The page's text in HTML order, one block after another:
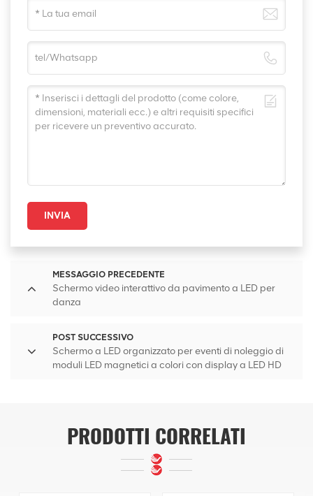
INVIA
MESSAGGIO PRECEDENTE
Schermo video interattivo da pavimento a LED per
danza
POST SUCCESSIVO
Schermo a LED organizzato per eventi di noleggio di
moduli LED magnetici a colori con display a LED HD
PRODOTTI CORRELATI